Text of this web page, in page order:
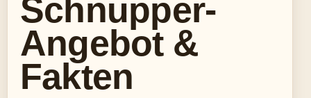
Schnupper-
Angebot &
Fakten